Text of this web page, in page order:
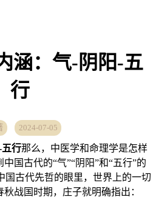
涵：气-阴阳-五
行
2024-07-05
行那么，中医学和命理学是怎样
国古代的“气”“阴阳”和“五行”的
国古代先哲的眼里，世界上的一切
战国时期，庄子就明确指出：